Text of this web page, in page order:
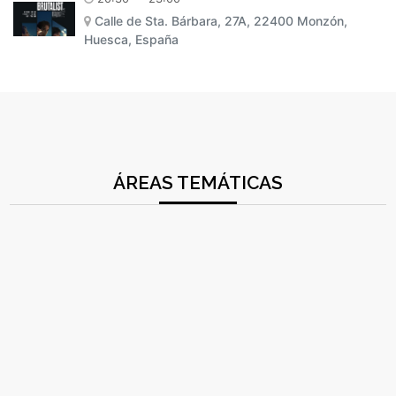
Calle de Sta. Bárbara, 27A, 22400 Monzón,
Huesca, España
ÁREAS TEMÁTICAS